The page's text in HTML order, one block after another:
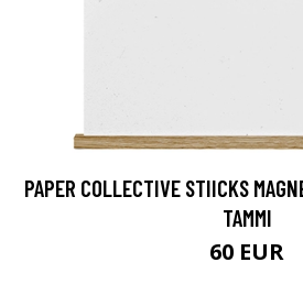
PAPER COLLECTIVE STIICKS
TAMMI
60 EUR